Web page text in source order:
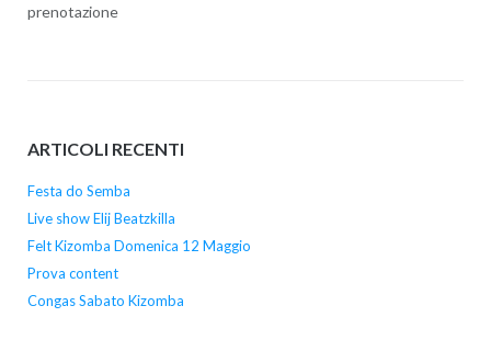
prenotazione
ARTICOLI RECENTI
Festa do Semba
Live show Elij Beatzkilla
Felt Kizomba Domenica 12 Maggio
Prova content
Congas Sabato Kizomba